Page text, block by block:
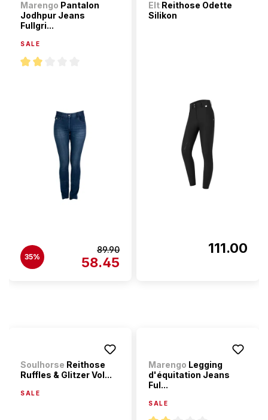
Marengo Pantalon
Jodhpur Jeans
Fullgri...
SALE
35%
89.90
58.45
Elt Reithose Odette
Silikon
111.00
Soulhorse Reithose
Ruffles & Glitzer Vol...
SALE
Marengo Legging
d'équitation Jeans
Ful...
SALE